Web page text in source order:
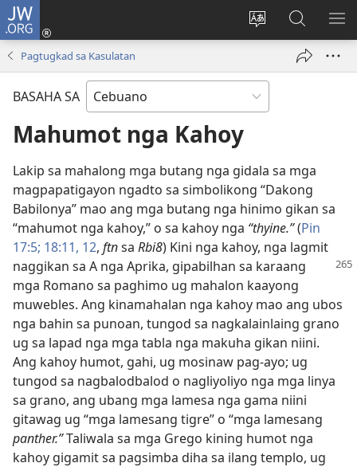
JW.ORG
Ilisi
pinulongan
sa
site
Log
ug
window)
Pangitaa
sa
JW.ORG
Pagtugkad sa Kasulatan
BASAHA SA
Mahumot nga Kahoy
Lakip sa mahalong mga butang nga gidala sa mga
magpapatigayon ngadto sa simbolikong “Dakong
Babilonya” mao ang mga butang nga hinimo gikan sa
“mahumot nga kahoy,” o sa kahoy nga “thyine.”(Pin
17:5; 18:​11, 12, ftnsa Rbi8) Kini nga kahoy, nga lagmit
naggikan sa A nga Aprika, gipabilhan sa karaang
mga Romano sa paghimo ug mahalon kaayong
muwebles. Ang kinamahalan nga kahoy mao ang ubos
nga bahin sa punoan, tungod sa nagkalainlaing grano
ug sa lapad nga mga tabla nga makuha gikan niini.
Ang kahoy humot, gahi, ug mosinaw pag-ayo; ug
tungod sa nagbalodbalod o nagliyoliyo nga mga linya
sa grano, ang ubang mga lamesa nga gama niini
gitawag ug “mga lamesang tigre” o “mga lamesang
panther.”Taliwala sa mga Grego kining humot nga
kahoy gigamit sa pagsimba diha sa ilang templo, ug